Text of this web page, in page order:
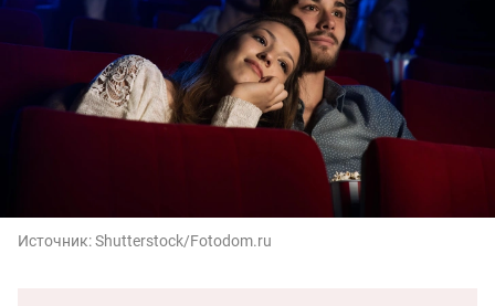
Источник:Shutterstock/Fotodom.ru